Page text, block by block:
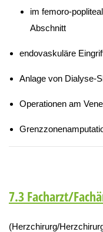
im femoro-
Abschnitt
endovaskuläre
Anlage von Dialyse-
Operationen am
7.3 Facharzt/
(Herzchirurg/